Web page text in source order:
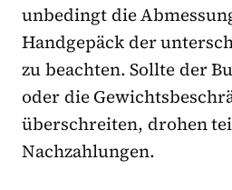
unbedingt die
Handgepäck der
zu beachten. Sollte der
oder die
überschreiten, drohen
Nachzahlungen.